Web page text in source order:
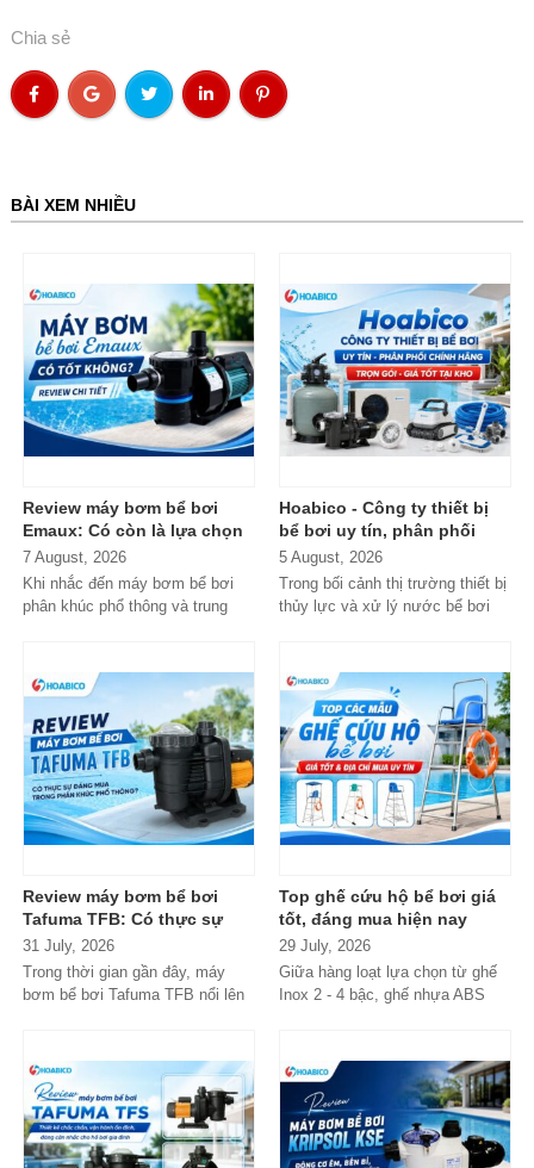
Chia sẻ
BÀI XEM NHIỀU
Review máy bơm bể bơi
Emaux: Có còn là lựa chọn
đáng mua?
7 August, 2026
Khi nhắc đến máy bơm bể bơi
phân khúc phổ thông và trung
Hoabico - Công ty thiết bị
bể bơi uy tín, phân phối
chính hãng toàn quốc
5 August, 2026
Trong bối cảnh thị trường thiết bị
thủy lực và xử lý nước bể bơi
Review máy bơm bể bơi
Tafuma TFB: Có thực sự
đáng mua trong phân khúc
phổ thông?
31 July, 2026
Trong thời gian gần đây, máy
bơm bể bơi Tafuma TFB nổi lên
Top ghế cứu hộ bể bơi giá
tốt, đáng mua hiện nay
29 July, 2026
Giữa hàng loạt lựa chọn từ ghế
Inox 2 - 4 bậc, ghế nhựa ABS